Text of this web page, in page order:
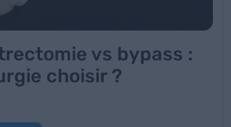
vs bypass :
choisir ?